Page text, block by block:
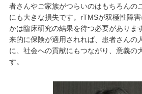
者さんやご家族がつらいのはもちろんの
にも大きな損失です。rTMSが双極性障
かは臨床研究の結果を待つ必要がありま
来的に保険が適用されれば、患者さんの
に、社会への貢献にもつながり、意義の
す。